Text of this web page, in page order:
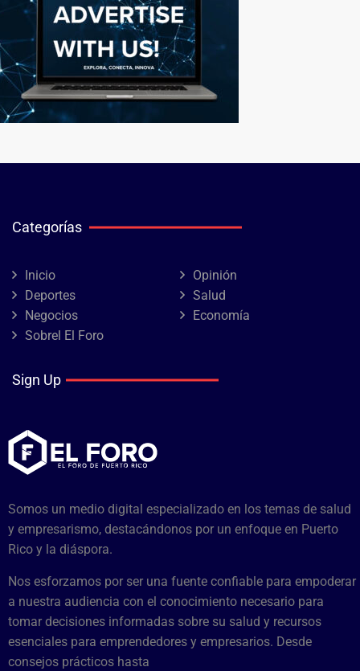
Categorías
Inicio
Opinión
Deportes
Salud
Negocios
Economía
Sobrel El Foro
Sign Up
Somos un medio digital especializado en los temas de salud
y empresarismo, destacándonos por un enfoque en Puerto
Rico y la diáspora.
Nos esforzamos por ser una fuente confiable para empoderar
a nuestra audiencia con el conocimiento necesario para
tomar decisiones informadas sobre su salud y recursos
esenciales para emprendedores y empresarios. Desde
consejos prácticos hasta